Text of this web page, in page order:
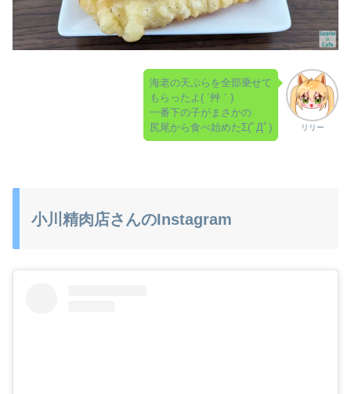
リリー
海老の天ぷらを全部乗せて
もらったよ( ´艸｀)
一番下の子がまさかの
尻尾から食べ始めたΣ(ﾟДﾟ)
小川精肉店さんのInstagram